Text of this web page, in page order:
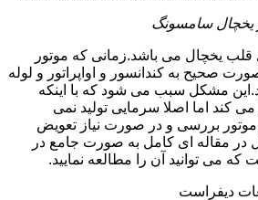
یخچال سامسونگ
قلب یخچال می باشد.زمانی که موتور
صحیح به کندانسور و اواپراتور و لوله
مشکل سبب می شود که با اینکه
کند اما اصلا سرمایی تولید نمی
بررسی و در صورت نیاز تعویض
در مقاله ای کامل به صورت جامع در
می توانید آن را مطالعه نمایید.
دیفراست